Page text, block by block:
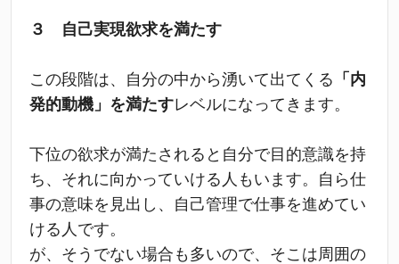
３ 自己実現欲求を満たす
この段階は、自分の中から湧いて出てくる 「内
発的動機」を満たすレベルになってきます。
下位の欲求が満たされると自分で目的意識を持
ち、それに向かっていける人もいます。自ら仕
事の意味を見出し、自己管理で仕事を進めてい
ける人です。
が、そうでない場合も多いので、そこは周囲の